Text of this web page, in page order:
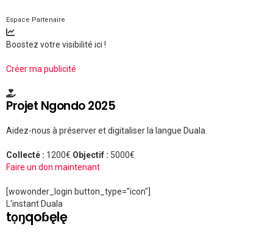
Espace Partenaire
Boostez votre visibilité ici !
Créer ma publicité
Projet Ngondo 2025
Aidez-nous à préserver et digitaliser la langue Duala.
Collecté : 1200€ Objectif : 5000€
Faire un don maintenant
[wowonder_login button_type="icon"]
L'instant Duala
tọŋqoɓęlę